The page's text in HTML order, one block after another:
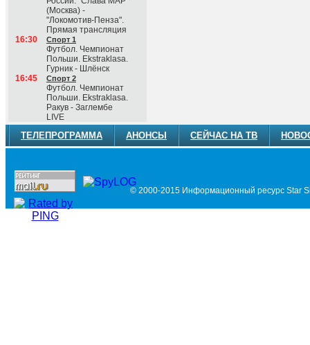
(Москва) -
"Локомотив-Пенза".
Прямая трансляция
16:30
Спорт 1
Футбол. Чемпионат
Польши. Ekstraklasa.
Гурник - Шлёнск
16:45
Спорт 2
Футбол. Чемпионат
Польши. Ekstraklasa.
Ракув - Заглембе
LIVE
ТЕЛЕПРОГРАММА АНОНСЫ СЕЙЧАС НА ТВ
© 2000-2015 Информационный ресурс Star